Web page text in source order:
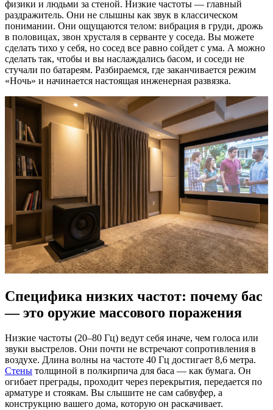
физики и людьми за стеной. Низкие частоты — главный
раздражитель. Они не слышны как звук в классическом
понимании. Они ощущаются телом: вибрация в груди, дрожь
в половицах, звон хрусталя в серванте у соседа. Вы можете
сделать тихо у себя, но сосед все равно сойдет с ума. А можно
сделать так, чтобы и вы наслаждались басом, и соседи не
стучали по батареям. Разбираемся, где заканчивается режим
«Ночь» и начинается настоящая инженерная развязка.
Специфика низких частот: почему бас
— это оружие массового поражения
Низкие частоты (20–80 Гц) ведут себя иначе, чем голоса или
звуки выстрелов. Они почти не встречают сопротивления в
воздухе. Длина волны на частоте 40 Гц достигает 8,6 метра.
Стены толщиной в полкирпича для баса — как бумага. Он
огибает преграды, проходит через перекрытия, передается по
арматуре и стоякам. Вы слышите не сам сабвуфер, а
конструкцию вашего дома, которую он раскачивает.